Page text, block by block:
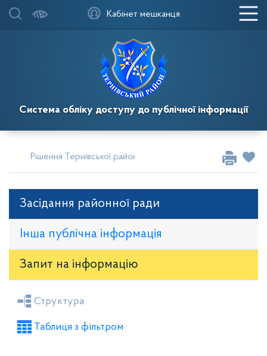
Система обліку доступу до публічної інформації
Кабінет мешканця
Рішення Тернівської районної у місті ради Сесії за
Засідання районної ради
Інша публічна інформація
Запит на iнформацію
Засідання районної ради
Проекти рішень районної ради
Структура
Таблиця з фільтром